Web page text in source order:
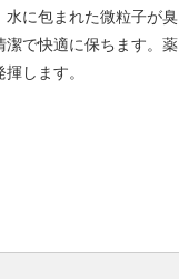
水に包まれた微粒子が臭
で快適に保ちます。薬
します。